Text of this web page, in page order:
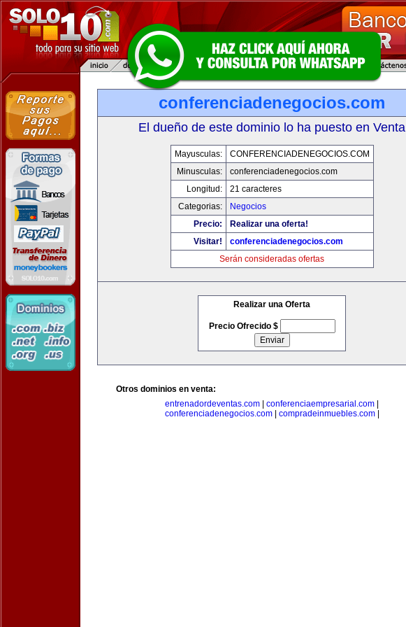
conferenciadenegocios.com
El dueño de este dominio lo ha puesto en Venta
Mayusculas:
CONFERENCIADENEGOCIOS.COM
Minusculas:
conferenciadenegocios.com
Longitud:
21 caracteres
Categorias:
Negocios
Precio:
Realizar una oferta!
Visitar!
conferenciadenegocios.com
Serán consideradas ofertas
Realizar una Oferta
Precio Ofrecido $
Otros dominios en venta:
entrenadordeventas.com
conferenciaempresarial.com
conferenciadenegocios.com| compradeinmuebles.com|